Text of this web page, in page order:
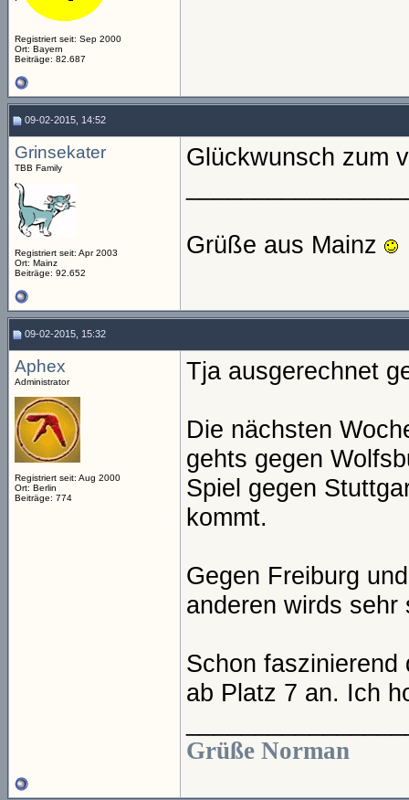
Registriert seit: Sep 2000
Ort: Bayern
Beiträge: 82.687
09-02-2015, 14:52
Grinsekater
TBB Family
Registriert seit: Apr 2003
Ort: Mainz
Beiträge: 92.652
Glückwunsch zum
Grüße aus Mainz
09-02-2015, 15:32
Aphex
Administrator
Registriert seit: Aug 2000
Ort: Berlin
Beiträge: 774
Tja ausgerechnet
Die nächsten
gehts gegen
Spiel gegen
kommt.
Gegen Freiburg
anderen wirds sehr
Schon faszinierend
ab Platz 7 an. Ich
Grüße Norman